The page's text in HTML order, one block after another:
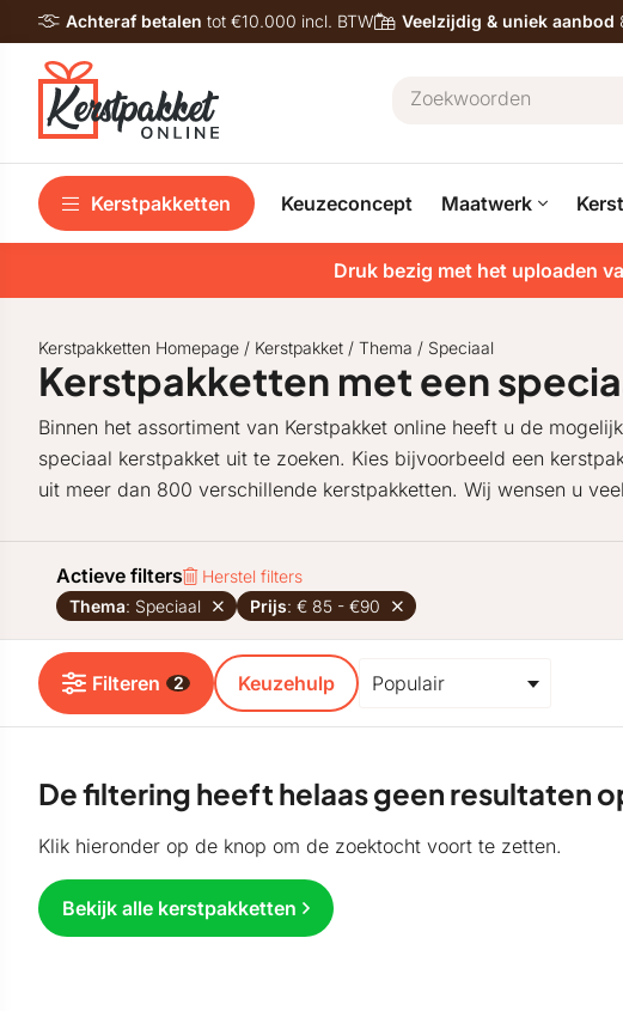
Achteraf betalen tot €10.000 incl. BTW Veelzijdig & uniek aanbod
Kerstpakketten Keuzeconcept Maatwerk
Druk bezig met het uploaden
Kerstpakketten Homepage / Kerstpakket / Thema / Speciaal
Kerstpakketten met een
Binnen het assortiment van Kerstpakket online heeft u de
speciaal kerstpakket uit te zoeken. Kies bijvoorbeeld een
uit meer dan 800 verschillende kerstpakketten. Wij wensen u
Actieve filters
Herstel filters
Thema: Speciaal Prijs: € 85 - €90
Filteren 2 Keuzehulp
De filtering heeft helaas geen resultaten
Klik hieronder op de knop om de zoektocht voort te zetten.
Bekijk alle kerstpakketten